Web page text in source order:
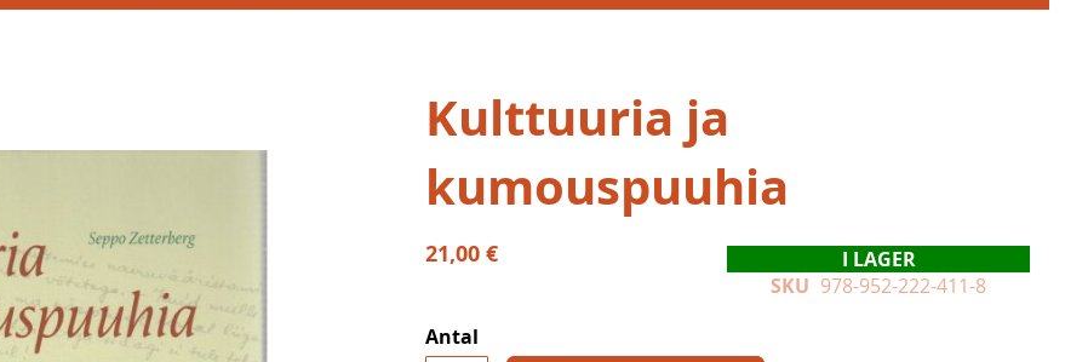
Kulttuuria ja
kumouspuuhia
21,00 €
I LAGER
SKU 978-952-222-411-8
Antal